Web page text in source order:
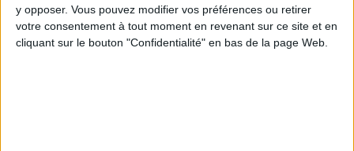
y opposer. Vous pouvez modifier vos préférences ou retirer
votre consentement à tout moment en revenant sur ce site et en
cliquant sur le bouton "Confidentialité" en bas de la page Web.